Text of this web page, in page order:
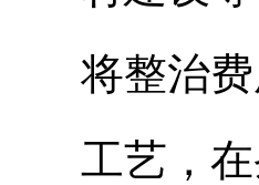
将整治
工艺，